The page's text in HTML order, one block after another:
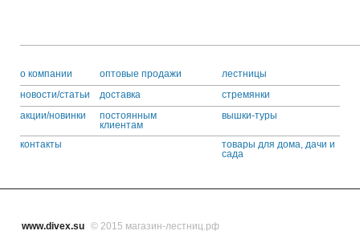
o компании
новости/статьи
акции/новинки
контакты
оптовые продажи
доставка
постоянным
клиентам
лестницы
стремянки
вышки-туры
товары для дома, дачи и
сада
www.divex.su © 2015 магазин-лестниц.рф